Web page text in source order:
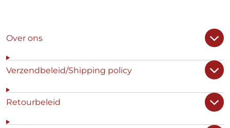
Over ons
Verzendbeleid/Shipping policy
Retourbeleid